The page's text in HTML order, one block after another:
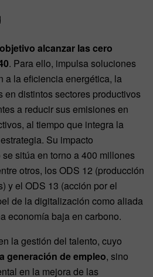
alcanzar las cero
. Para ello, impulsa soluciones
a la eficiencia energética, la
en distintos sectores productivos
a reducir sus emisiones en
al tiempo que integra la
Su impacto
sitúa en torno a 400 millones
otros, los ODS 12 (producción
y el ODS 13 (acción por el
de la digitalización como aliada
economía baja en carbono.
la gestión del talento, cuyo
generación de empleo, sino
en la mejora de las